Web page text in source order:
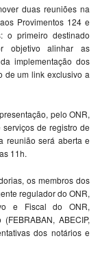
duas reuniões na
Provimentos 124 e
o primeiro destinado
objetivo alinhar as
implementação dos
de um link exclusivo a
pelo ONR,
de registro de
reunião será aberta e
11h.
os membros dos
regulador do ONR,
e Fiscal do ONR,
ABECIP,
dos notários e